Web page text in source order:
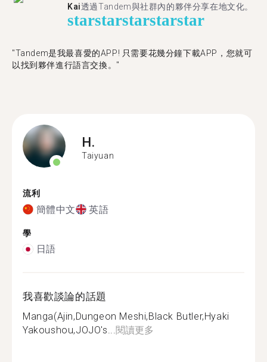
Kai透過Tandem與社群內的夥伴分享在地文化。
starstarstarstarstar
"Tandem是我最喜愛的APP! 只需要花幾分鐘下載APP，您就可
以找到夥伴進行語言交換。"
H.
Taiyuan
流利
簡體中文 英語
學
日語
我喜歡談論的話題
Manga(Ajin,Dungeon Meshi,Black Butler,Hyaki
Yakoushou,JOJO's...閱讀更多